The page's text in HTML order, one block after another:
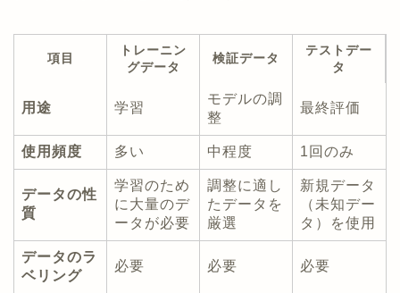
項目
トレーニン
グデータ
検証データ
テストデー
タ
用途 学習
モデルの調
整
最終評価
使用頻度 多い 中程度 1回のみ
データの性
質
学習のため
に大量のデ
ータが必要
調整に適し
たデータを
厳選
新規データ
（未知デー
タ）を使用
データのラ
ベリング
必要 必要 必要